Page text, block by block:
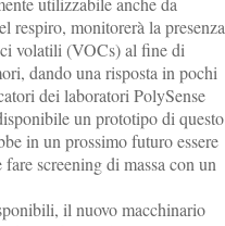
respiro, monitorerà la presenza
volatili (VOCs) al fine di
dando una risposta in pochi
dei laboratori PolySense
un prototipo di questo
in un prossimo futuro essere
screening di massa con un
il nuovo macchinario